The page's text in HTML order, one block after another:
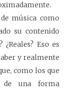
música como
su contenido
¿Reales? Eso es
y realmente
como los que
de una forma